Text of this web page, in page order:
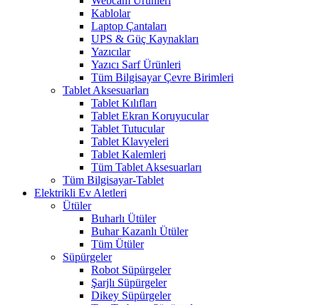
Kablolar
Laptop Çantaları
UPS & Güç Kaynakları
Yazıcılar
Yazıcı Sarf Ürünleri
Tüm Bilgisayar Çevre Birimleri
Tablet Aksesuarları
Tablet Kılıfları
Tablet Ekran Koruyucular
Tablet Tutucular
Tablet Klavyeleri
Tablet Kalemleri
Tüm Tablet Aksesuarları
Tüm Bilgisayar-Tablet
Elektrikli Ev Aletleri
Ütüler
Buharlı Ütüler
Buhar Kazanlı Ütüler
Tüm Ütüler
Süpürgeler
Robot Süpürgeler
Şarjlı Süpürgeler
Dikey Süpürgeler